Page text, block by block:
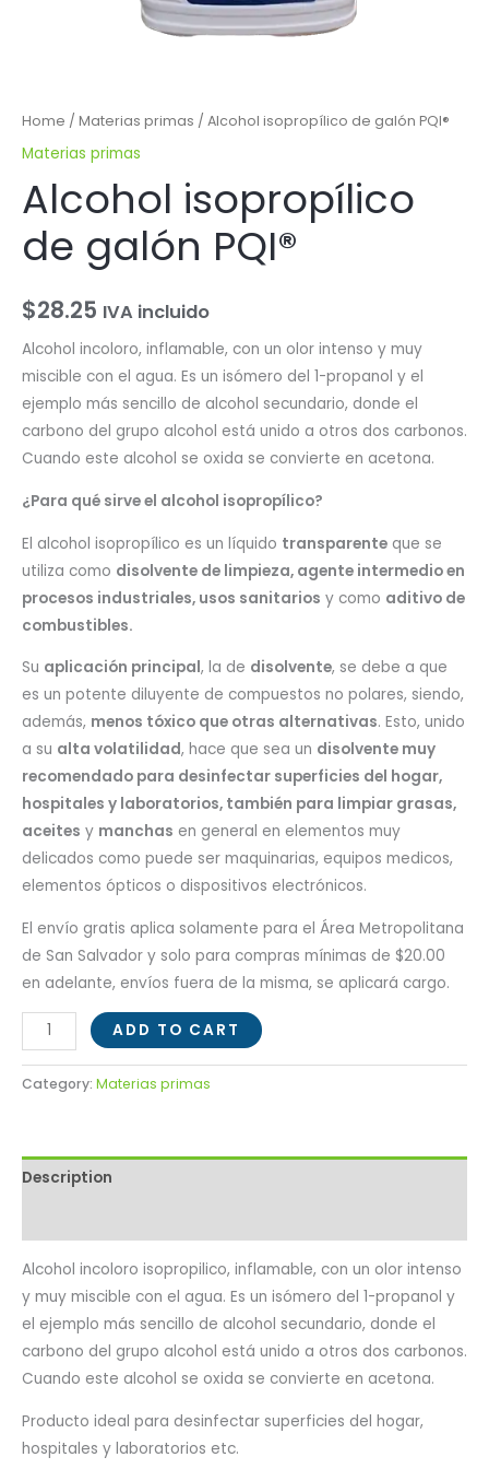
Home / Materias primas / Alcohol isopropílico de galón PQI®
Materias primas
Alcohol isopropílico
de galón PQI®
$28.25 IVA incluido
Alcohol incoloro, inflamable, con un olor intenso y muy
miscible con el agua. Es un isómero del 1-propanol y el
ejemplo más sencillo de alcohol secundario, donde el
carbono del grupo alcohol está unido a otros dos carbonos.
Cuando este alcohol se oxida se convierte en acetona.
¿Para qué sirve el alcohol isopropílico?
El alcohol isopropílico es un líquido transparente que se
utiliza como disolvente de limpieza, agente intermedio en
procesos industriales, usos sanitarios y como aditivo de
combustibles.
Su aplicación principal, la de disolvente, se debe a que
es un potente diluyente de compuestos no polares, siendo,
además, menos tóxico que otras alternativas. Esto, unido
a su alta volatilidad, hace que sea un disolvente muy
recomendado para desinfectar superficies del hogar,
hospitales y laboratorios, también para limpiar grasas,
aceites y manchas en general en elementos muy
delicados como puede ser maquinarias, equipos medicos,
elementos ópticos o dispositivos electrónicos.
El envío gratis aplica solamente para el Área Metropolitana
de San Salvador y solo para compras mínimas de $20.00
en adelante, envíos fuera de la misma, se aplicará cargo.
ADD TO CART
Category: Materias primas
Description
Alcohol incoloro isopropilico, inflamable, con un olor intenso
y muy miscible con el agua. Es un isómero del 1-propanol y
el ejemplo más sencillo de alcohol secundario, donde el
carbono del grupo alcohol está unido a otros dos carbonos.
Cuando este alcohol se oxida se convierte en acetona.
Producto ideal para desinfectar superficies del hogar,
hospitales y laboratorios etc.